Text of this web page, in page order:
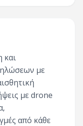
και
με
με drone
από κάθε